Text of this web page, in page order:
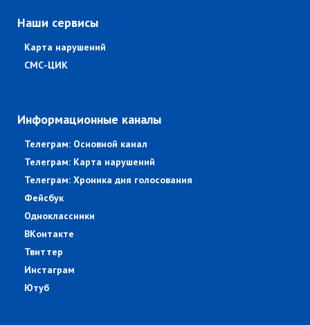
Наши сервисы
Карта нарушений
СМС-ЦИК
Информационные каналы
Телеграм: Основной канал
Телеграм: Карта нарушений
Телеграм: Хроника дня голосования
Фейсбук
Одноклассники
ВКонтакте
Твиттер
Инстаграм
Ютуб